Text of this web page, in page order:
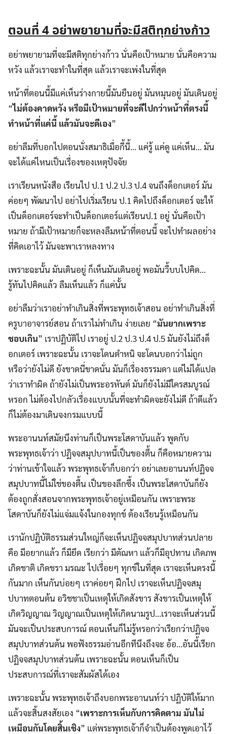
ตอนที่4อย่าพยายามที่จะมีสติทุกย่างก้าว
อย่าพยายามที่จะมีสติทุกย่างก้าว นั่นคือเป้าหมาย นั่นคือความ
หวัง แล้วเราจะทำในที่สุด แล้วเราจะเพ่งในที่สุด
หน้าที่ตอนนี้มีแค่เห็นร่างกายนี้มันยืนอยู่ มันหมุนอยู่ มันเดินอยู่
“ไม่ต้องคาดหวัง หรือมีเป้าหมายที่จะดีไปกว่าหน้าที่ตรงนี้
ทำหน้าที่แค่นี้ แล้วมันจะดีเอง”
อย่าลืมที่บอกไปตอนนั่งสมาธิเมื่อกี้นี้… แค่รู้ แค่ดู แค่เห็น… มัน
จะได้แค่ไหนเป็นเรื่องของเหตุปัจจัย
เราเรียนหนังสือ เรียนไป ป.1 ป.2 ป.3 ป.4 จนถึงด็อกเตอร์ มัน
ค่อยๆ พัฒนาไป อย่าไปเริ่มเรียน ป.1 คิดไปถึงด็อกเตอร์ จะให้
เป็นด็อกเตอร์จะทำเป็นด็อกเตอร์แต่เรียนป.1 อยู่ นั่นคือเป้า
หมาย ถ้ามีเป้าหมายก็จะหลงลืมหน้าที่ตอนนี้ จะไปทำผลอย่าง
ที่คิดเอาไว้ มันจะพาเราหลงทาง
เพราะฉะนั้น มันเดินอยู่ ก็เห็นมันเดินอยู่ พอมันวื้บบไปคิด…
รู้ทันไปคิดแล้ว ลืมเห็นแล้ว ก็แค่นั้น
อย่าลืมว่าเราอย่าทำเกินสิ่งที่พระพุทธเจ้าสอน อย่าทำเกินสิ่งที่
ครูบาอาจารย์สอน ถ้าเราไม่ทำเกิน ง่ายเลย “มันยากเพราะ
ชอบเกิน” เราปฏิบัติไป เราอยู่ ป.2 ป.3 ป.4 ป.5 มันยังไม่ถึงด็
อกเตอร์ เพราะฉะนั้น เราจะโดนตำหนิ จะโดนบอกว่าไม่ถูก
หรือว่ายังไม่ดี ยังขาดนี่ขาดนั่น มันก็เรื่องธรรมดา แต่ไม่ได้แปล
ว่าเราทำผิด ถ้ายังไม่เป็นพระอรหันต์ มันก็ยังไม่มีใครสมบูรณ์
หรอก ไม่ต้องไปกลัวเรื่องแบบนั้นที่จะทำผิดจะยังไม่ดี ถ้าดีแล้ว
ก็ไม่ต้องมาเดินจงกรมแบบนี้
พระอานนท์สมัยนึงท่านก็เป็นพระโสดาบันแล้ว พูดกับ
พระพุทธเจ้าว่า ปฏิจจสมุปบาทนี้เป็นของตื้น ก็คือหมายความ
ว่าท่านเข้าใจแล้ว พระพุทธเจ้าก็บอกว่า อย่าเลยอานนท์ปฏิจจ
สมุปบาทนี้ไม่ใช่ของตื้น เป็นของลึกซึ้ง เป็นพระโสดาบันก็ยัง
ต้องถูกสั่งสอนจากพระพุทธเจ้าอยู่เหมือนกัน เพราะพระ
โสดาบันก็ยังไม่แจ่มแจ้งในกองทุกข์ ต้องเรียนรู้เหมือนกัน
เรานักปฏิบัติธรรมส่วนใหญ่ก็จะเห็นปฏิจจสมุปบาทส่วนปลาย
คือ มีอยากแล้ว ก็มียึด เรียกว่า มีตัณหา แล้วก็มีอุปทาน เกิดภพ
เกิดชาติ เกิดชรา มรณะ ไปเรื่อยๆ ทุกข์ในที่สุด เราจะเห็นตรงนี้
กันมาก เห็นกันบ่อยๆ เราค่อยๆ ฝึกไป เราจะเห็นปฏิจจสมุ
ปบาทตอนต้น อวิชชาเป็นเหตุให้เกิดสังขาร สังขารเป็นเหตุให้
เกิดวิญญาณ วิญญาณเป็นเหตุให้เกิดนามรูป…เราจะเห็นส่วนนี้
มันจะเป็นประสบการณ์ ตอนเห็นก็ไม่รู้หรอกว่าเรียกว่าปฏิจจ
สมุปบาทส่วนต้น พอฟังธรรมอ่านอีกทีนึงถึงจะ อ้อ…อันนี้เรียก
ปฏิจจสมุปบาทส่วนต้น เพราะฉะนั้น ตอนเห็นก็เป็น
ประสบการณ์ที่เราจะสัมผัสได้เอง
เพราะฉะนั้น พระพุทธเจ้าถึงบอกพระอานนท์ว่า ปฏิบัติให้มาก
แล้วจะสิ้นสงสัยเอง “เพราะการเห็นกับการคิดตาม มันไม่
เหมือนกันโดยสิ้นเชิง” แต่พระพุทธเจ้าก็จำเป็นต้องพูดเอาไว้